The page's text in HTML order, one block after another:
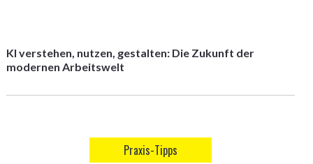
KI verstehen, nutzen, gestalten: Die Zukunft der
modernen Arbeitswelt
Praxis-Tipps